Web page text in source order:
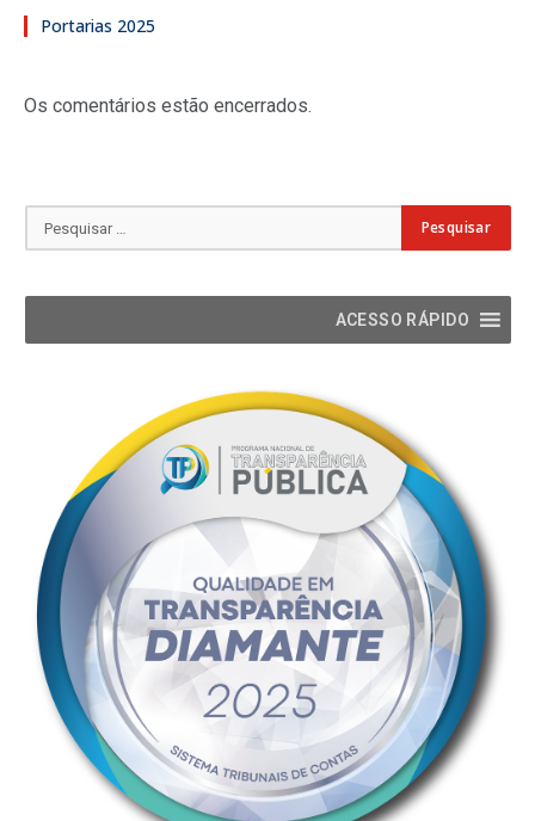
Portarias 2025
Os comentários estão encerrados.
ACESSO RÁPIDO